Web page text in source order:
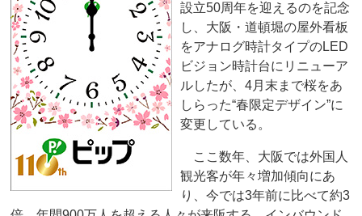
設立50周年を迎えるのを記念
し、大阪・道頓堀の屋外看板
をアナログ時計タイプのLED
ビジョン時計台にリニューア
ルしたが、4月末まで桜をあ
しらった“春限定デザイン”に
変更している。
ここ数年、大阪では外国人
観光客が年々増加傾向にあ
り、今では3年前に比べて約3